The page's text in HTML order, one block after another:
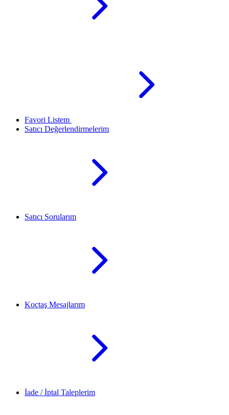
Favori Listem
Satıcı Değerlendirmelerim
Satıcı Sorularım
Koçtaş Mesajlarım
İade / İptal Taleplerim